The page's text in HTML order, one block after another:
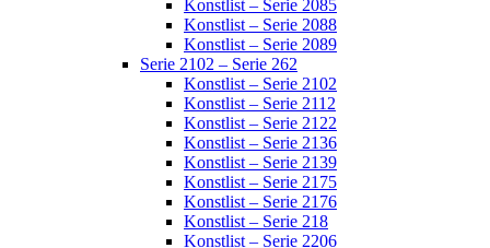
Konstlist – Serie 2085
Konstlist – Serie 2088
Konstlist – Serie 2089
Serie 2102 – Serie 262
Konstlist – Serie 2102
Konstlist – Serie 2112
Konstlist – Serie 2122
Konstlist – Serie 2136
Konstlist – Serie 2139
Konstlist – Serie 2175
Konstlist – Serie 2176
Konstlist – Serie 218
Konstlist – Serie 2206